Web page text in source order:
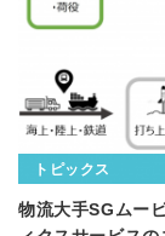
トピックス
物流大手SGムー